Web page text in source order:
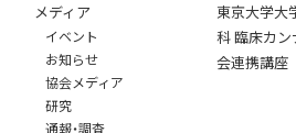
メディア
イベント
お知らせ
協会メディア
研究
通報・調査
東京大学大
科 臨床カ
会連携講座